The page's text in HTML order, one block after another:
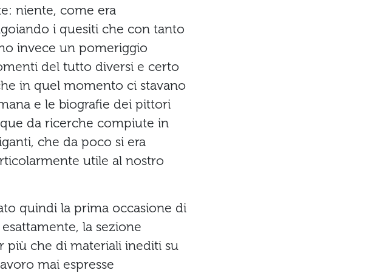
niente, come era
i quesiti che con tanto
invece un pomeriggio
del tutto diversi e certo
in quel momento ci stavano
e le biografie dei pittori
da ricerche compiute in
che da poco si era
utile al nostro
quindi la prima occasione di
la sezione
più che di materiali inediti su
mai espresse